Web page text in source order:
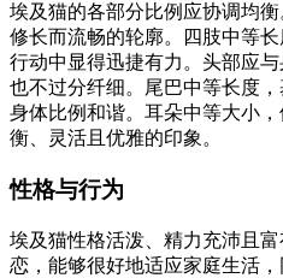
埃及猫的各部分比例应协调均
修长而流畅的轮廓。四肢中等
行动中显得迅捷有力。头部应
也不过分纤细。尾巴中等长度
身体比例和谐。耳朵中等大小
衡、灵活且优雅的印象。
性格与行为
埃及猫性格活泼、精力充沛且
恋，能够很好地适应家庭生活